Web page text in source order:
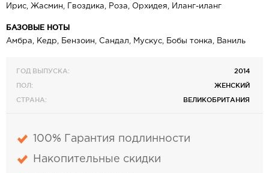
Ирис, Жасмин, Гвоздика, Роза, Орхидея, Иланг-иланг
БАЗОВЫЕ НОТЫ
Амбра, Кедр, Бензоин, Сандал, Мускус, Бобы тонка, Ваниль
ГОД ВЫПУСКА:
2014
ПОЛ:
ЖЕНСКИЙ
СТРАНА:
ВЕЛИКОБРИТАНИЯ
100% Гарантия подлинности
Накопительные скидки